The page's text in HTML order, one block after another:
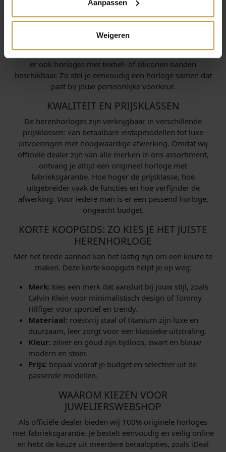
Aanpassen
Weigeren
De populairste tinten zijn zilver en goud, maar ook zwart
en blauw winnen steeds meer aan populariteit. Qua
materialen is er volop keuze: roestvrij staal is stevig en
luxe, titanium is licht en duurzaam, en leer geeft een
klassieke en stoere uitstraling. Voor een casual look zijn
er ook horloges met textiel- of siliconen banden
beschikbaar. Zo stel je eenvoudig een horloge samen dat
past bij jouw persoonlijke voorkeur.
KWALITEIT EN PRIJSKLASSEN
De herenhorloges zijn verkrijgbaar in verschillende
prijsklassen: van betaalbare instapmodellen tot luxe
uitvoeringen met hoogwaardige afwerking. Omdat wij
officiële dealer zijn van alle merken in ons assortiment,
ontvang je altijd een origineel horloge met
fabrieksgarantie. Hoe hoger de prijsklasse, hoe
uitgebreider vaak de functies en hoe verfijnder de
afwerking. Voor iedere man is er een passend horloge,
ongeacht budget.
KORTE KOOPGIDS: ZO KIES JE HET JUISTE
HERENHORLOGE
Met het brede aanbod kan het lastig zijn om een keuze te
maken. Deze korte koopgids helpt je op weg:
Merk: kies een merk dat aansluit bij jouw stijl, zoals
Calvin Klein voor minimalistisch design of Tommy
Hilfiger voor sportief en trendy.
Materiaal: roestvrij staal of titanium zijn luxe en
duurzaam, leer zorgt voor een klassieke uitstraling.
Kleur: zilver en goud zijn tijdloos, zwart en blauw
modern en stoer.
Prijs: bepaal vooraf je budget en selecteer uit de
passende modellen.
WAAROM KIEZEN VOOR
JUWELIERSWEBSHOP
Als officiële dealer bieden wij 100% originele horloges
met fabrieksgarantie. Je bestelt eenvoudig en veilig online
en hebt de keuze uit meerdere betaalopties, zoals iDeal